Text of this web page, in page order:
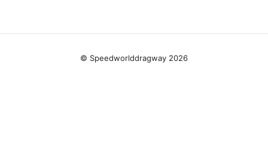
© Speedworlddragway 2026